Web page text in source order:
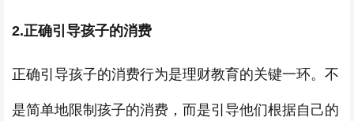
2.正确引导孩子的消费
正确引导孩子的消费行为是理财教育的关键一环。不
是简单地限制孩子的消费，而是引导他们根据自己的